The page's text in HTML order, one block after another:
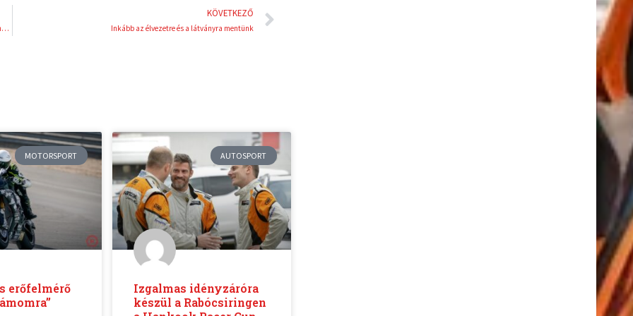
Gurisatti Gréta: „A női vízilabdacsapat képes a vb-döntőbe jutni, aranyérem a cél”
KÖVETKEZŐ
Inkább az élvezetre és a látványra mentünk
MOTORSPORT
erőfelmérő
AUTOSPORT
Izgalmas idényzáróra
készül a Rabócsiringen